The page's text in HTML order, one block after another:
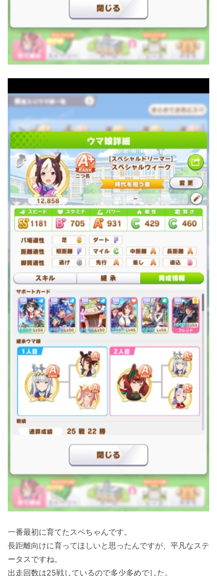
一番最初に育てたスペちゃんです。
長距離向けに育ってほしいと思ったんですが、平凡なステ
ータスですね。
出走回数は25戦しているので多少多めでした。